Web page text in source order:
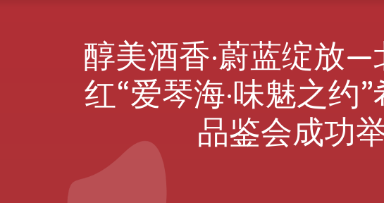
醇美酒香·蔚蓝绽放—
红“爱琴海·味魅之约
品鉴会成功